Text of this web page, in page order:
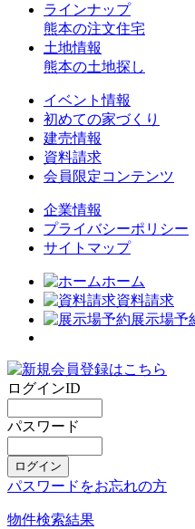
ラインナップ
熊本の注文住宅
土地情報
熊本の土地探し
イベント情報
初めての家づくり
建売情報
資料請求
会員限定コンテンツ
企業情報
プライバシーポリシー
サイトマップ
ホーム
資料請求
展示場予
ログインID
パスワード
パスワードをお忘れの方
物件検索結果